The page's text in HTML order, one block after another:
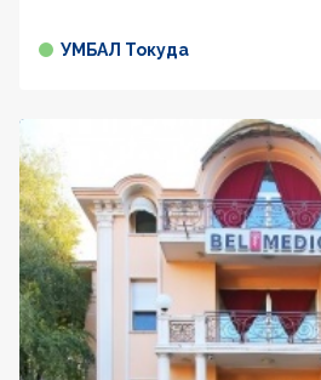
УМБАЛ Токуда